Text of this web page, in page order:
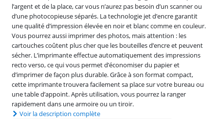
l’argent et de la place, car vous n’aurez pas besoin d’un scanner ou
d’une photocopieuse séparés. La technologie jet d’encre garantit
une qualité d’impression élevée en noir et blanc comme en couleur.
Vous pourrez aussi imprimer des photos, mais attention : les
cartouches coûtent plus cher que les bouteilles d’encre et peuvent
sécher. L’imprimante effectue automatiquement des impressions
recto verso, ce qui vous permet d’économiser du papier et
d’imprimer de façon plus durable. Grâce à son format compact,
cette imprimante trouvera facilement sa place sur votre bureau ou
une table d’appoint. Après utilisation, vous pourrez la ranger
rapidement dans une armoire ou un tiroir.
Voir la description complète